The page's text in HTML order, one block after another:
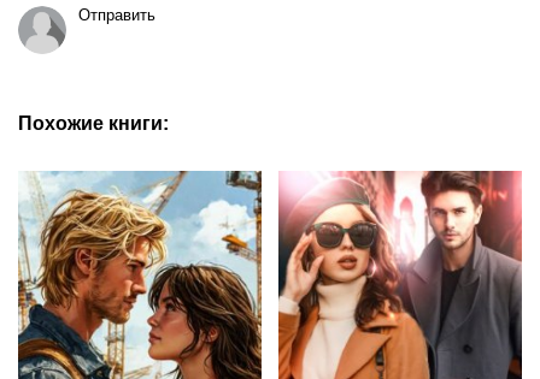
Отправить
Похожие книги: